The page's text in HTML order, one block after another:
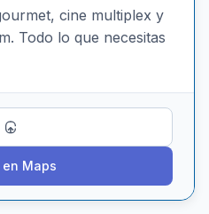
cine multiplex y
Todo lo que necesitas
Compartir
en Maps